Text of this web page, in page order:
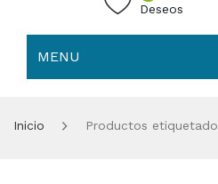
Deseos
MENU
Inicio Productos